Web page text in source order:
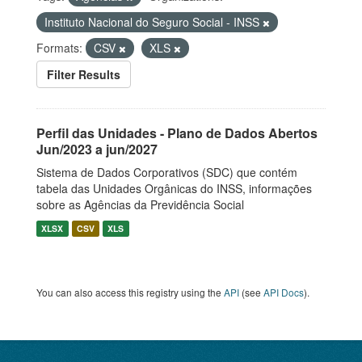
Instituto Nacional do Seguro Social - INSS
Formats:
CSV
XLS
Filter Results
Perfil das Unidades - Plano de Dados Abertos
Jun/2023 a jun/2027
Sistema de Dados Corporativos (SDC) que contém
tabela das Unidades Orgânicas do INSS, informações
sobre as Agências da Previdência Social
XLSX CSV XLS
You can also access this registry using the API (see API Docs).